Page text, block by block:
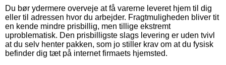
Du bør ydermere overveje at få varerne leveret hjem til dig
eller til adressen hvor du arbejder. Fragtmuligheden bliver tit
en kende mindre prisbillig, men tillige ekstremt
uproblematisk. Den prisbilligste slags levering er uden tvivl
at du selv henter pakken, som jo stiller krav om at du fysisk
befinder dig tæt på internet firmaets hjemsted.